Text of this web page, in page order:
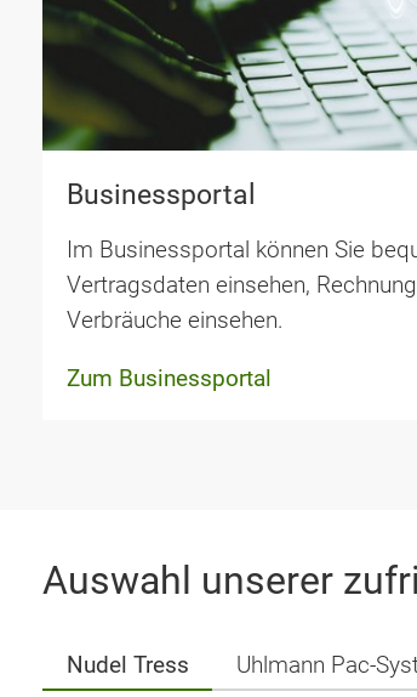
Businessportal
Im Businessportal können Sie
Vertragsdaten einsehen,
Verbräuche einsehen.
Zum Businessportal
Auswahl unserer
Nudel Tress Uhlmann Pac-